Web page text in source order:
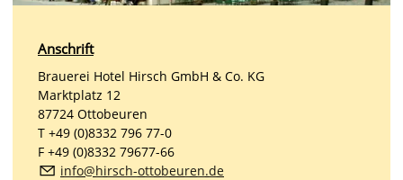
Anschrift
Brauerei Hotel Hirsch GmbH & Co. KG
Marktplatz 12
87724 Ottobeuren
T +49 (0)8332 796 77-0
F +49 (0)8332 79677-66
nf
h rsch- tt b r n d